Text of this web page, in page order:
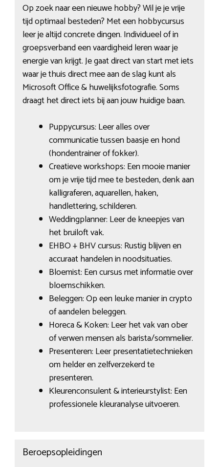
Op zoek naar een nieuwe hobby? Wil je je vrije
tijd optimaal besteden? Met een hobbycursus
leer je altijd concrete dingen. Individueel of in
groepsverband een vaardigheid leren waar je
energie van krijgt. Je gaat direct van start met iets
waar je thuis direct mee aan de slag kunt als
Microsoft Office & huwelijksfotografie. Soms
draagt het direct iets bij aan jouw huidige baan.
Puppycursus: Leer alles over
communicatie tussen baasje en hond
(hondentrainer of fokker).
Creatieve workshops: Een mooie manier
om je vrije tijd mee te besteden, denk aan
kalligraferen, aquarellen, haken,
handlettering, schilderen.
Weddingplanner: Leer de kneepjes van
het bruiloft vak.
EHBO + BHV cursus: Rustig blijven en
accuraat handelen in noodsituaties.
Bloemist: Een cursus met informatie over
bloemschikken.
Beleggen: Op een leuke manier in crypto
of aandelen beleggen.
Horeca & Koken: Leer het vak van ober
of verwen mensen als barista/sommelier.
Presenteren: Leer presentatietechnieken
om helder en zelfverzekerd te
presenteren.
Kleurenconsulent & interieurstylist: Een
professionele kleuranalyse uitvoeren.
Beroepsopleidingen